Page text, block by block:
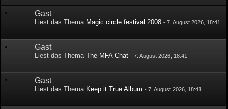
Gast
Liest das Thema Magic circle festival 2008 -7. August 2026, 18:41
Gast
Liest das ThemaThe MFA Chat -7. August 2026, 18:41
Gast
Liest das Thema Keep it True Album -7. August 2026, 18:41